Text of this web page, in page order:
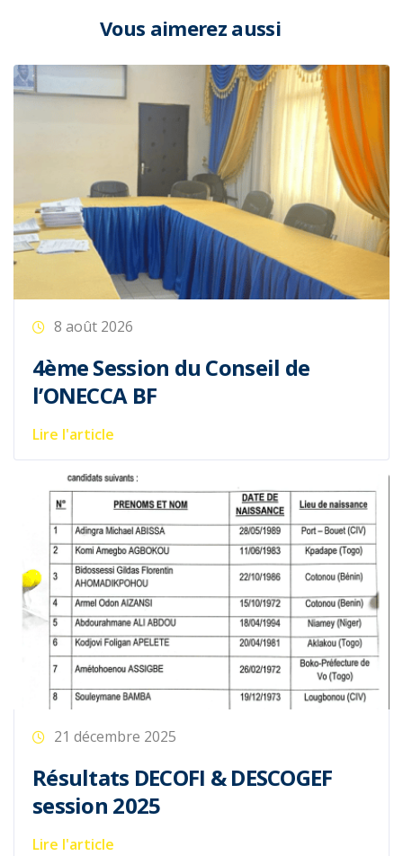
Vous aimerez aussi
8 août 2026
4ème Session du Conseil de
l’ONECCA BF
Lire l'article
21 décembre 2025
Résultats DECOFI & DESCOGEF
session 2025
Lire l'article